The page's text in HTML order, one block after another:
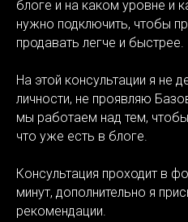
блоге и на каком уровне и
нужно подключить, чтобы
продавать легче и быстрее.
На этой консультации я не
личности, не проявляю
мы работаем над тем,
что уже есть в блоге.
Консультация проходит в
минут, дополнительно я
рекомендации.